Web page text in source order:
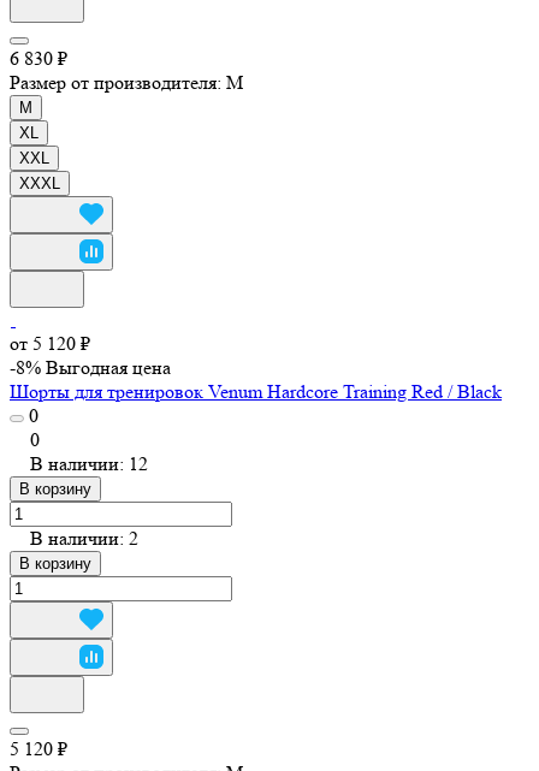
6 830 ₽
Размер от производителя: M
M
XL
XXL
XXXL
от 5 120 ₽
-8% Выгодная цена
Шорты для тренировок Venum Hardcore Training Red / Black
0
0
В наличии: 12
В корзину
В наличии: 2
В корзину
5 120 ₽